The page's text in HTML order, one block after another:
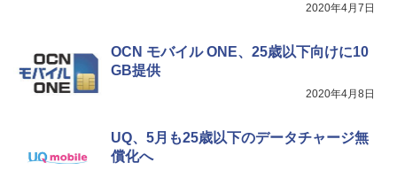
2020年4月7日
OCN モバイル ONE、25歳以下向けに10
GB提供
2020年4月8日
UQ、5月も25歳以下のデータチャージ無
償化へ